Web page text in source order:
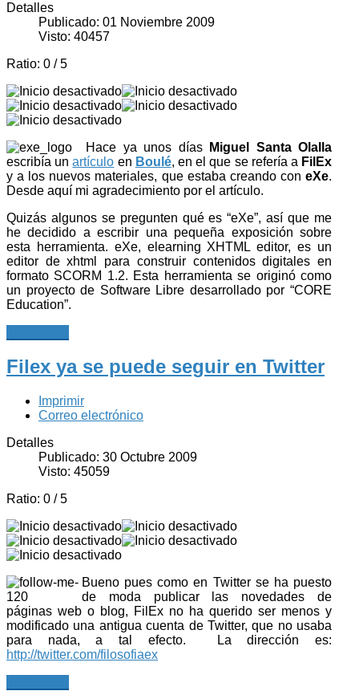
Detalles
Publicado: 01 Noviembre 2009
Visto: 40457
Ratio: 0 / 5
Hace ya unos días
Miguel Santa Olalla
escribía unartículo en Boulé, en el que se refería a FilEx
y a los nuevos materiales, que estaba creando coneXe.
Desde aquí mi agradecimiento por el artículo.
Quizás algunos se pregunten qué es “eXe”, así que me
he decidido a escribir una pequeña exposición sobre
esta herramienta. eXe, elearning XHTML editor, es un
editor de xhtml para construir contenidos digitales en
formato SCORM 1.2. Esta herramienta se originó como
un proyecto de Software Libre desarrollado por “CORE
Education”.
Filex ya se puede seguir en Twitter
Imprimir
Correo electrónico
Detalles
Publicado: 30 Octubre 2009
Visto: 45059
Ratio: 0 /5
Bueno pues como en Twitter se ha puesto
de moda publicar las novedades de
páginas web o blog, FilEx no ha querido ser menos y
modificado una antigua cuenta de Twitter, que no usaba
para nada, a tal efecto. La dirección es:
http://twitter.com/filosofiaex